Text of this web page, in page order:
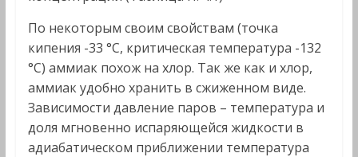
По некоторым своим свойствам (точка
кипения -33 °С, критическая температура -132
°С) аммиак похож на хлор. Так же как и хлор,
аммиак удобно хранить в сжиженном виде.
Зависимости давление паров – температура и
доля мгновенно испаряющейся жидкости в
адиабатическом приближении температура